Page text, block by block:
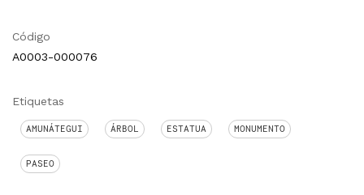
Código
A0003-000076
Etiquetas
AMUNÁTEGUI ÁRBOL ESTATUA MONUMENTO
PASEO